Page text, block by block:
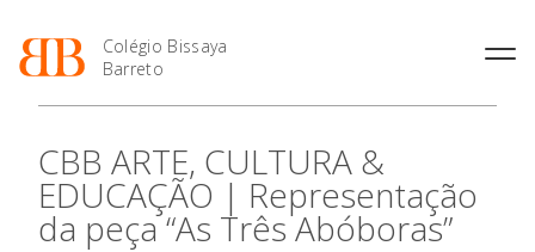
Colégio Bissaya
Barreto
Projeto Educativo
Organização
Colaboradores Docentes
Enriquecimento Curricular
Oferta Curricular
Atividades Extracurriculares
Profissionais
Matrículas
Horários e Manuais
2027
Calendários
Portal do Professor
CBB ARTE, CULTURA &
EDUCAÇÃO | Representação
da peça “As Três Abóboras”